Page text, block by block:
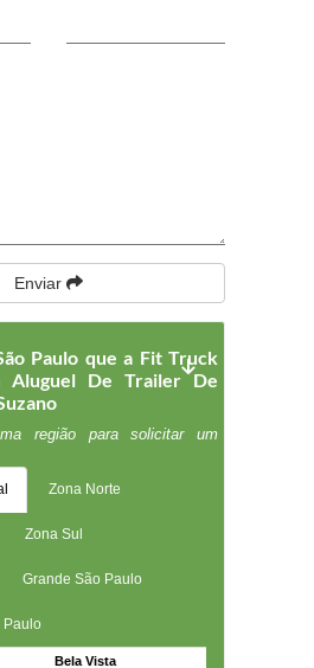
Enviar
Paulo que a Fit Truck
Aluguel De Trailer De
região para solicitar um
Zona Norte
Zona Sul
Grande São Paulo
Paulo
Bela Vista